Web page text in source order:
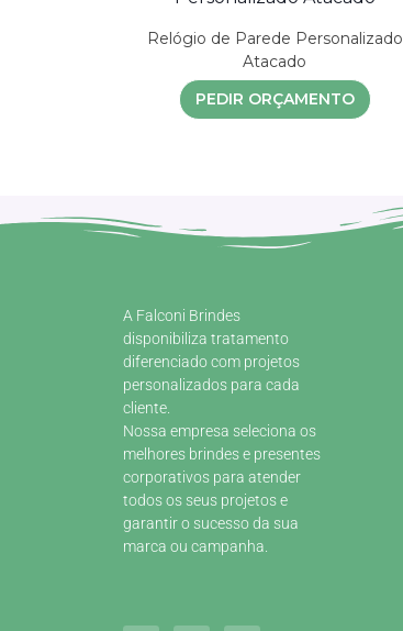
Relógio de Parede Personalizado
Atacado
PEDIR ORÇAMENTO
A Falconi Brindes
disponibiliza tratamento
diferenciado com projetos
personalizados para cada
cliente.
Nossa empresa seleciona os
melhores brindes e presentes
corporativos para atender
todos os seus projetos e
garantir o sucesso da sua
marca ou campanha.